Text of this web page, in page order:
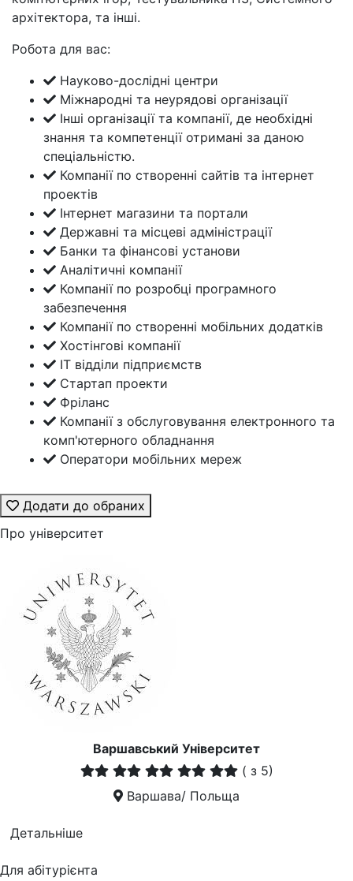
архітектора, та інші.
Робота для вас:
Науково-дослідні центри
Міжнародні та неурядові організації
Інші організації та компанії, де необхідні
знання та компетенції отримані за даною
спеціальністю.
Компанії по створенні сайтів та інтернет
проектів
Інтернет магазини та портали
Державні та місцеві адміністрації
Банки та фінансові установи
Аналітичні компанії
Компанії по розробці програмного
забезпечення
Компанії по створенні мобільних додатків
Хостінгові компанії
ІТ відділи підприємств
Стартап проекти
Фріланс
Компанії з обслуговування електронного та
комп'ютерного обладнання
Оператори мобільних мереж
Додати до обраних
Про університет
Варшавський Університет
( з 5)
Варшава/ Польща
Детальніше
Для абітурієнта